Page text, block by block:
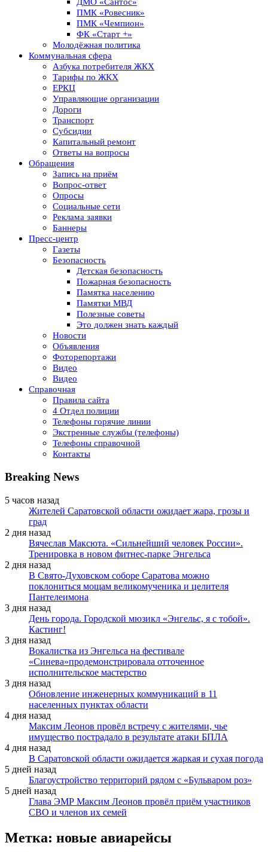
ДМО «Сантос»
ПМК «Ровесник»
ПМК «Чемпион»
ФК «Старт +»
Молодёжная политика
Коммунальная сфера
Азбука потребителя ЖКХ
Тарифы по ЖКХ
ЕРКЦ
Управляющие организации
Дороги
Транспорт
Субсидии
Капитальный ремонт
Ответы на вопросы
Обращения
Запись на приём
Вопрос-ответ
Опросы
Социальные сети
Реклама заявки
Баннеры
Пресс-центр
Газеты
Безопасность
Детская безопасность
Пожарная безопасность
Памятка населению
Памятки МВД
Полезные советы
Это должен знать каждый
Новости
Объявления
Фоторепортажи
Видео
Видео
Справочная
Правила сайта
4 Отдел полиции
Телефоны горячие линии
Экстренные службы (телефоны)
Телефоны справочной
Контакты
Breaking News
5 часов назад
Жителей Саратовской области ожидает жара, грозы и
град
2 дня назад
Вячеслав Максюта. «Сильнейший человек России».
Тренировка в новом фитнес-парке Энгельса
2 дня назад
В Свято-Духовском соборе Саратова можно
поклониться мощам великомученика и целителя
Пантелеимона
3 дня назад
День города. Городской мюзикл «Энгельс, я с тобой».
Кастинг!
3 дня назад
Вокалистка из Энгельса на фестивале
«Синева»продемонстрировала отточенное
исполнительское мастерство
3 дня назад
Обновление инженерных коммуникаций в 11
населенных пунктах области
4 дня назад
Максим Леонов провёл встречу с жителями, чье
имущество пострадало в результате атаки БПЛА
4 дня назад
В Саратовской области ожидается жаркая и сухая погода
5 дней назад
Благоустройство территорий рядом с «Бульваром роз»
5 дней назад
Глава ЭМР Максим Леонов провёл приём участников
СВО и членов их семей
Метка: новые авиарейсы